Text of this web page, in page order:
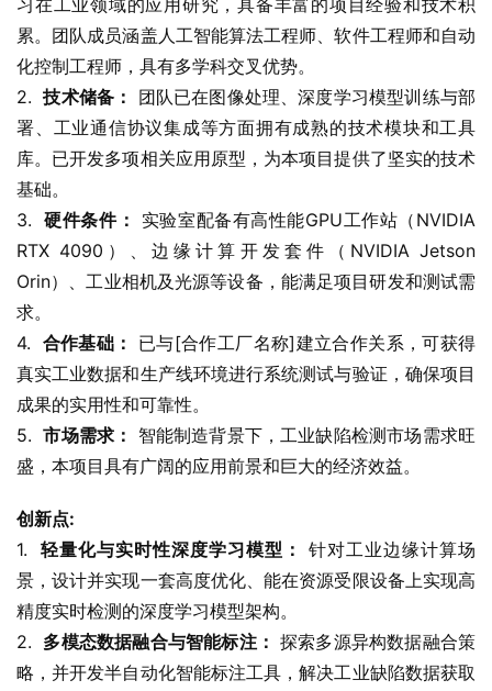
习在工业领域的应用研究，具备丰富的项目经验和技术积
累。团队成员涵盖人工智能算法工程师、软件工程师和自动
化控制工程师，具有多学科交叉优势。
2. 技术储备：
团队已在图像处理、深度学习模型训练与部
署、工业通信协议集成等方面拥有成熟的技术模块和工具
库。已开发多项相关应用原型，为本项目提供了坚实的技术
基础。
3. 硬件条件：
实验室配备有高性能GPU工作站（NVIDIA
RTX 4090）、边缘计算开发套件（NVIDIA Jetson
Orin）、工业相机及光源等设备，能满足项目研发和测试需
求。
4. 合作基础：
已与[合作工厂名称]建立合作关系，可获得
真实工业数据和生产线环境进行系统测试与验证，确保项目
成果的实用性和可靠性。
5. 市场需求：
智能制造背景下，工业缺陷检测市场需求旺
盛，本项目具有广阔的应用前景和巨大的经济效益。
创新点:
1. 轻量化与实时性深度学习模型：
针对工业边缘计算场
景，设计并实现一套高度优化、能在资源受限设备上实现高
精度实时检测的深度学习模型架构。
2. 多模态数据融合与智能标注： 探索多源异构数据融合策
略，并开发半自动化智能标注工具，解决工业缺陷数据获取